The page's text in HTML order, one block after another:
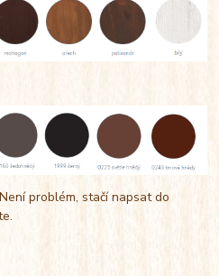
problém, stačí napsat do